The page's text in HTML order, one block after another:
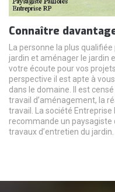
Connaître
La personne la plus
jardin et aménager le jardin
votre écoute pour vos
perspective il est apte à
dans le domaine. Il est
travail d’aménagement, la
travail. La société Entreprise
recommande un paysagiste
travaux d’entretien du jardin.